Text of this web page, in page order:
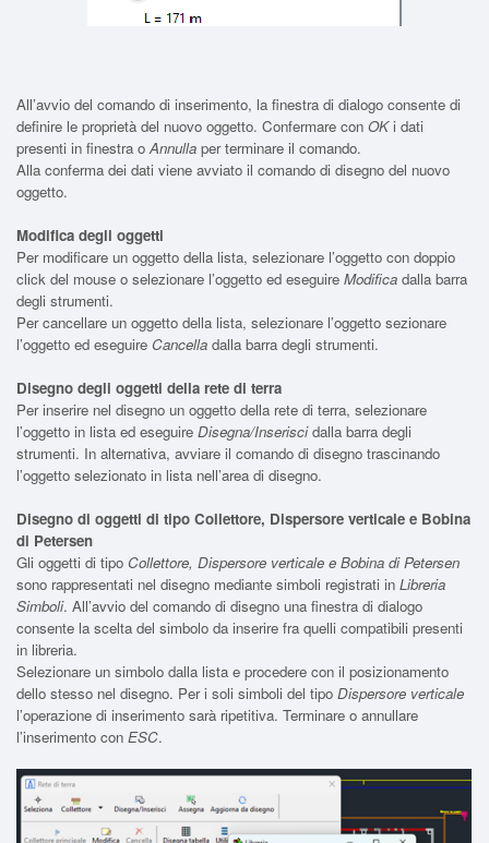
All’avvio del comando di inserimento, la finestra di dialogo consente di
definire le proprietà del nuovo oggetto. Confermare con OKi dati
presenti in finestra oAnnulla per terminare il comando.
Alla conferma dei dati viene avviato il comando di disegno del nuovo
oggetto.
Modifica degli oggetti
Per modificare un oggetto della lista, selezionare l’oggetto con doppio
click del mouse o selezionare l’oggetto ed eseguire Modifica dalla barra
degli strumenti.
Per cancellare un oggetto della lista, selezionare l’oggetto sezionare
l’oggetto ed eseguire Cancella dalla barra degli strumenti.
Disegno degli oggetti della rete di terra
Per inserire nel disegno un oggetto della rete di terra, selezionare
l’oggetto in lista ed eseguire Disegna/Inseriscidalla barra degli
strumenti. In alternativa, avviare il comando di disegno trascinando
l’oggetto selezionato in lista nell’area di disegno.
Disegno di oggetti di tipo Collettore, Dispersore verticale e Bobina
di Petersen
Gli oggetti di tipo Collettore, Dispersore verticale e Bobina di Petersen
sono rappresentati nel disegno mediante simboli registrati in Libreria
Simboli. All’avvio del comando di disegno una finestra di dialogo
consente la scelta del simbolo da inserire fra quelli compatibili presenti
in libreria.
Selezionare un simbolo dalla lista e procedere con il posizionamento
dello stesso nel disegno. Per i soli simboli del tipo Dispersore verticale
l’operazione di inserimento sarà ripetitiva. Terminare o annullare
l’inserimento con ESC.